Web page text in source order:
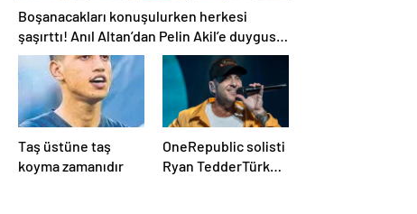
Boşanacakları konuşulurken herkesi
şaşırttı! Anıl Altan’dan Pelin Akil’e duygusal
Anneler Günü mesajı
Taş üstüne taş
koyma zamanıdır
OneRepublic solisti
Ryan TedderTürk